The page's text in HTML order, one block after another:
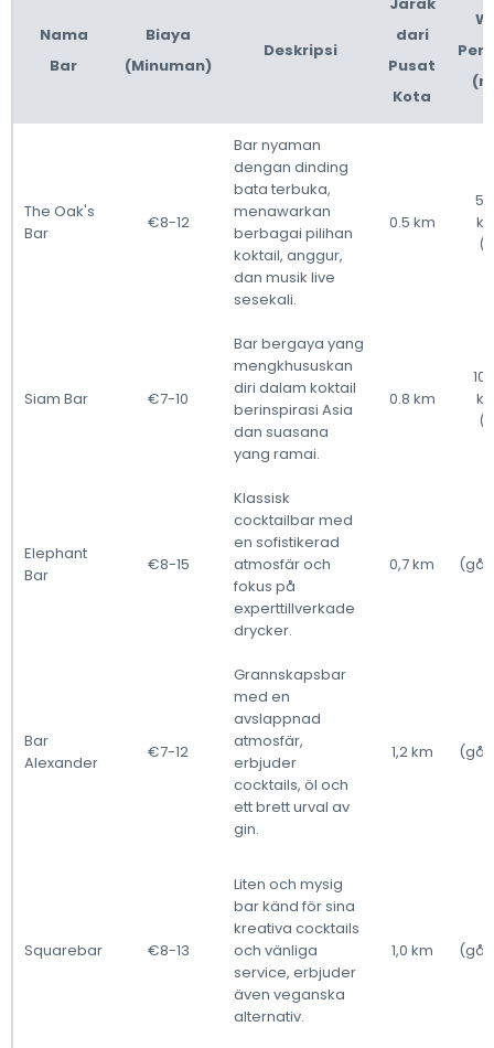
Nama
Bar
Biaya
(Minuman)
Deskripsi
dari
Pusat
Kota
The Oak's
Bar
€8-12
Bar nyaman
dengan dinding
bata terbuka,
menawarkan
berbagai pilihan
koktail, anggur,
dan musik live
sesekali.
0.5 km
5
Siam Bar €7-10
Bar bergaya yang
mengkhususkan
diri dalam koktail
berinspirasi Asia
dan suasana
yang ramai.
0.8 km
10
Elephant
Bar
€8-15
Klassisk
cocktailbar med
en sofistikerad
atmosfär och
fokus på
experttillverkade
drycker.
0,7 km
Bar
Alexander
€7-12
Grannskapsbar
med en
avslappnad
atmosfär,
erbjuder
cocktails, öl och
ett brett urval av
gin.
1,2 km
Squarebar €8-13
Liten och mysig
bar känd för sina
kreativa cocktails
och vänliga
service, erbjuder
även veganska
alternativ.
1,0 km